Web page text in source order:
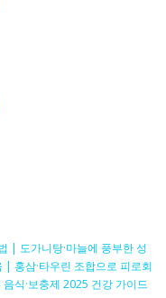
| 도가니탕·마늘에 풍부한 성
| 홍삼·타우린 조합으로 피로회
식·보충제 2025 건강 가이드